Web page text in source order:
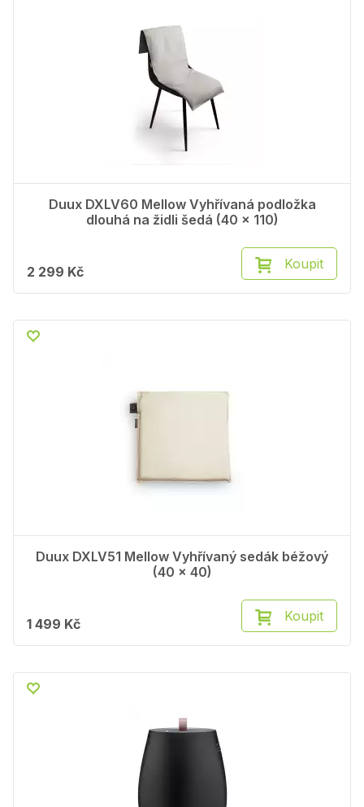
Duux DXLV60 Mellow Vyhřívaná podložka
dlouhá na židli šedá (40 x 110)
2 299 Kč Koupit
Duux DXLV51 Mellow Vyhřívaný sedák béžový
(40 x 40)
1 499 Kč Koupit